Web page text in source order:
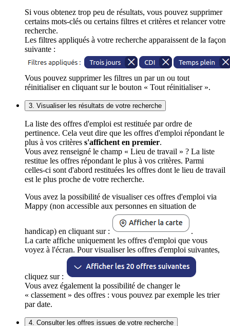
Si vous obtenez trop peu de résultats, vous pouvez supprimer
certains mots-clés ou certains filtres et critères et relancer votre
recherche.
Les filtres appliqués à votre recherche apparaissent de la façon
suivante :
Vous pouvez supprimer les filtres un par un ou tout
réinitialiser en cliquant sur le bouton « Tout réinitialiser ».
3. Visualiser les résultats de votre recherche
La liste des offres d'emploi est restituée par ordre de
pertinence. Cela veut dire que les offres d'emploi répondant le
plus à vos critères s'affichent en premier.
Vous avez renseigné le champ « Lieu de travail » ? La liste
restitue les offres répondant le plus à vos critères. Parmi
celles-ci sont d'abord restituées les offres dont le lieu de travail
est le plus proche de votre recherche.
Vous avez la possibilité de visualiser ces offres d'emploi via
Mappy (non accessible aux personnes en situation de
handicap) en cliquant sur :
.
La carte affiche uniquement les offres d'emploi que vous
voyez à l'écran. Pour visualiser les offres d'emploi suivantes,
cliquez sur :
Vous avez également la possibilité de changer le
« classement » des offres : vous pouvez par exemple les trier
par date.
4. Consulter les offres issues de votre recherche